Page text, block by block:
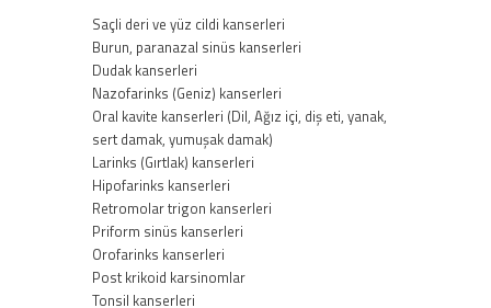
Saçli deri ve yüz cildi kanserleri
Burun, paranazal sinüs kanserleri
Dudak kanserleri
Nazofarinks (Geniz) kanserleri
Oral kavite kanserleri (Dil, Ağız içi, diş eti, yanak,
sert damak, yumuşak damak)
Larinks (Gırtlak) kanserleri
Hipofarinks kanserleri
Retromolar trigon kanserleri
Priform sinüs kanserleri
Orofarinks kanserleri
Post krikoid karsinomlar
Tonsil kanserleri